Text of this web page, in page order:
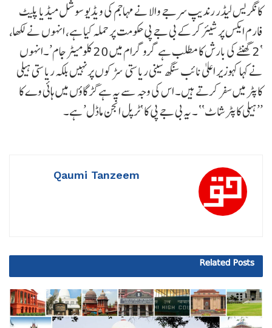
کانگریس لیڈر رندیپ سرجے والا نے مہاجم کی ویڈیو سوشل میڈیا پلیٹ
فارم ایکس پر شیئر کرکے بی جے پی حکومت پر حملہ کیا ہے، انہوں نے لکھا،
‘2 گھنٹے کی بارش کا مطلب ہے گروگرام میں 20 کلومیٹر جام’۔انہوں
نے کہا کہوزیر اعلیٰ نائب سنگھ سینی ریاستی سڑکوں پر نہیں بلکہ ریاستی ہیلی
کاپٹر میں سفر کرتے ہیں۔ اس کی وجہ سے یہ ہے گڑگاؤں میں ہائی وے کا
’’ہیلی کاپٹر شاٹ‘‘ ۔ یہ بی جے پی کا ‘ٹرپل انجن ماڈل’ ہے۔
Qaumi Tanzeem
Related Posts